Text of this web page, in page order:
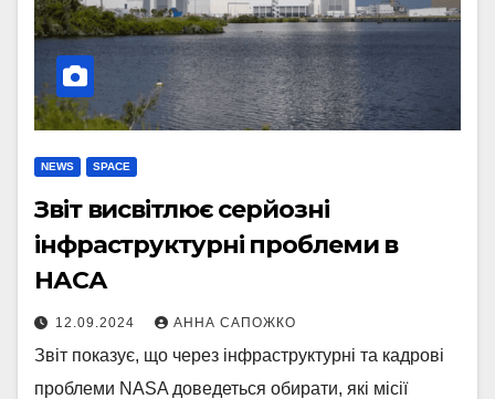
NEWS SPACE
Звіт висвітлює серйозні
інфраструктурні проблеми в
НАСА
12.09.2024 АННА САПОЖКО
Звіт показує, що через інфраструктурні та кадрові
проблеми NASA доведеться обирати, які місії